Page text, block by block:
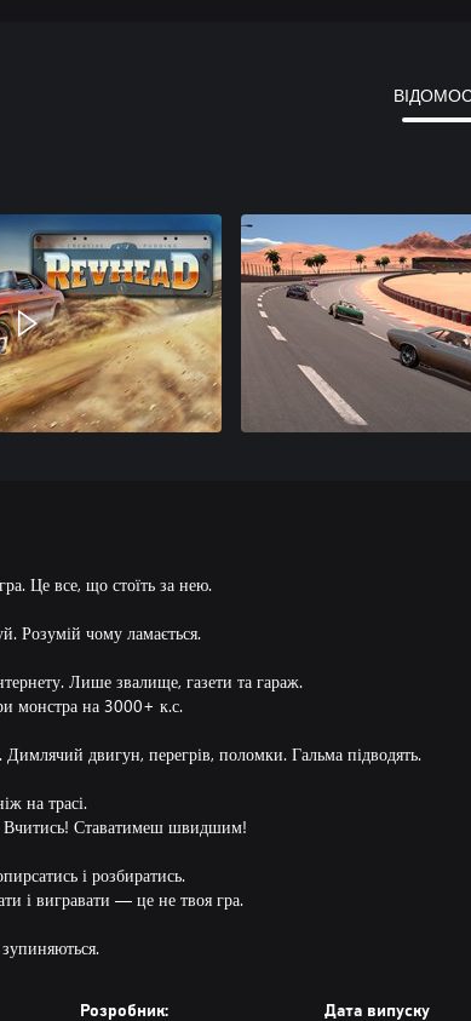
Це все, що стоїть за нею.
Розумій чому ламається.
Лише звалище, газети та гараж.
монстра на 3000+ к.с.
двигун, перегрів, поломки. Гальма підводять.
на трасі.
Вчитись! Ставатимеш швидшим!
і розбиратись.
і вигравати — це не твоя гра.
Розробник: Дата випуску